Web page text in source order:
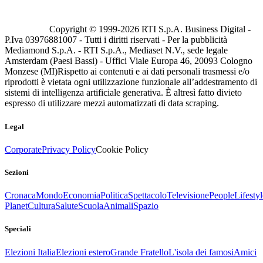
Copyright © 1999-2026 RTI S.p.A. Business Digital -
P.Iva 03976881007 - Tutti i diritti riservati - Per la pubblicità
Mediamond S.p.A. - RTI S.p.A., Mediaset N.V., sede legale
Amsterdam (Paesi Bassi) - Uffici Viale Europa 46, 20093 Cologno
Monzese (MI)Rispetto ai contenuti e ai dati personali trasmessi e/o
riprodotti è vietata ogni utilizzazione funzionale all’addestramento di
sistemi di intelligenza artificiale generativa. È altresì fatto divieto
espresso di utilizzare mezzi automatizzati di data scraping.
Legal
CorporatePrivacy PolicyCookie Policy
Sezioni
CronacaMondoEconomiaPoliticaSpettacoloTelevisionePeople
PlanetCulturaSaluteScuolaAnimaliSpazio
Speciali
Elezioni ItaliaElezioni esteroGrande FratelloL'isola dei famosiAmici